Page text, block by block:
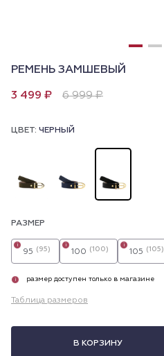
РЕМЕНЬ ЗАМШЕВЫЙ
3 499 ₽ 6 999 ₽
ЦВЕТ: ЧЕРНЫЙ
РАЗМЕР
95 (95)
i
100 (100)
i
105 (105)
i
i размер доступен только в магазине
Таблица размеров
В КОРЗИНУ